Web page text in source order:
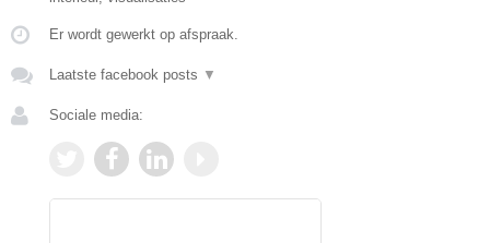
Er wordt gewerkt op afspraak.
Laatste facebook posts ▼
Sociale media: